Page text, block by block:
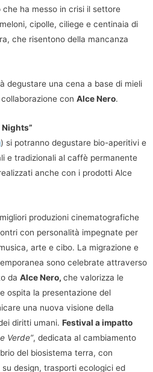
che ha messo in crisi il settore
cipolle, ciliege e centinaia di
che risentono della mancanza
degustare una cena a base di mieli
con Alce Nero.
Nights”
) si potranno degustare bio-aperitivi e
e tradizionali al caffè permanente
anche con i prodotti Alce
produzioni cinematografiche
con personalità impegnate per
arte e cibo. La migrazione e
sono celebrate attraverso
da Alce Nero, che valorizza le
ospita la presentazione del
una nuova visione della
diritti umani. Festival a impatto
Verde”, dedicata al cambiamento
del biosistema terra, con
design, trasporti ecologici ed